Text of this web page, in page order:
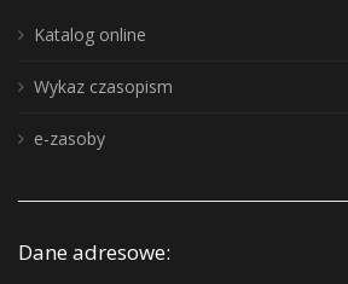
Katalog online
Wykaz czasopism
e-zasoby
Dane adresowe: